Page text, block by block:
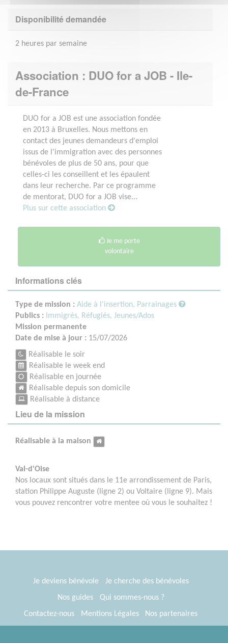
Disponibilité demandée
2 heures par semaine
Association : DUO for a JOB - Ile-
de-France
DUO for a JOB est une association fondée
en 2013 à Bruxelles. Nous mettons en
contact des jeunes demandeurs d'emploi
issus de l'immigration avec des personnes
bénévoles de plus de 50 ans, pour que
celles-ci les conseillent et les épaulent
dans leur recherche. Par ce programme
de mentorat, DUO for a JOB vise...
Plus sur cette association
Je me porte
volontaire
Informations clés
Type de mission : Aide à l'insertion, Parrainages
Publics : Immigrés, Réfugiés, Jeunes/Ados
Mission permanente
Date de mise à jour : 15/07/2026
Réalisable le soir
Réalisable le week end
Réalisable en journée
Réalisable depuis son domicile
Réalisable à distance
Lieu de la mission
Réalisable à la maison
Val-d'Oise
Nos locaux sont situés dans le 11e arrondissement de Paris,
station Philippe Auguste (ligne 2) ou Voltaire (ligne 9). Mais
vous pouvez rencontrer votre mentee où vous le souhaitez !
Je deviens bénévole
Je cherche des bénévoles
Nos guides
Qui sommes-nous ?
Contactez-nous
Mentions Légales
Nos partenaires